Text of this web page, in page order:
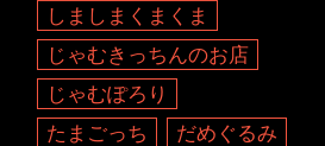
しましまくまくま
じゃむきっちんのお店
じゃむぽろり
たまごっち
だめぐるみ